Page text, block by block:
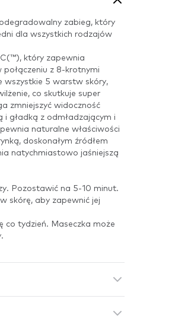
zabieg, który
dla wszystkich rodzajów
który zapewnia
z 8-krotnymi
wszystkie 5 warstw skóry,
co skutkuje super
zmniejszyć widoczność
gładką z odmładzającym i
naturalne właściwości
doskonałym źródłem
natychmiastowo jaśniejszą
Pozostawić na 5-10 minut.
skórę, aby zapewnić jej
co tydzień. Maseczka może